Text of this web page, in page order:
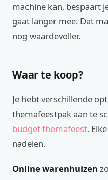
machine kan, bespaart
gaat langer mee. Dat
nog waardevoller.
Waar te koop?
Je hebt verschillende
themafeestpak aan te
budget themafeest.
nadelen.
Online warenhuizen